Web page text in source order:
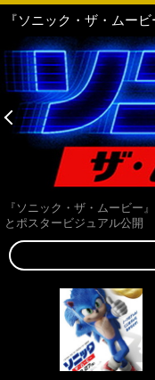
『ソニック・ザ・ムービー
とポスタービジュアル公開